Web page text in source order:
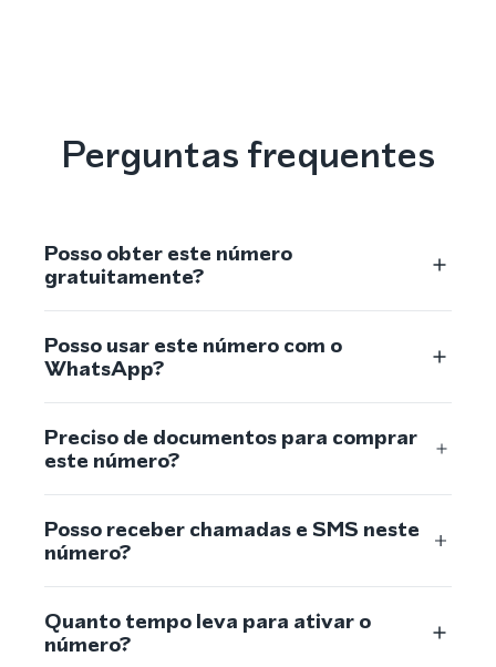
Perguntas frequentes
Posso obter este número
gratuitamente?
Posso usar este número com o
WhatsApp?
Preciso de documentos para comprar
este número?
Posso receber chamadas e SMS neste
número?
Quanto tempo leva para ativar o
número?